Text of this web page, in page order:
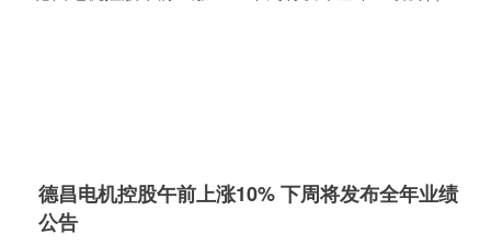
德昌电机控股午前上涨10% 下周将发布全年业绩
公告